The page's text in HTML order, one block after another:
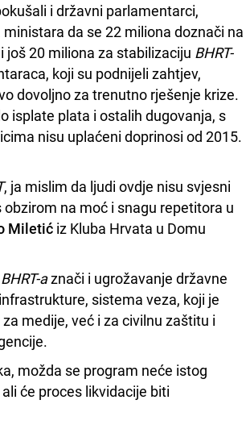
i državni parlamentarci,
da se 22 miliona doznači na
još 20 miliona za stabilizaciju BHRT-
koji su podnijeli zahtjev,
dovoljno za trenutno rješenje krize.
isplate plata i ostalih dugovanja, s
nisu uplaćeni doprinosi od 2015.
, ja mislim da ljudi ovdje nisu svjesni
obzirom na moć i snagu repetitora u
Miletić iz Kluba Hrvata u Domu
BHRT-aznači i ugrožavanje državne
sistema veza, koji je
medije, već i za civilnu zaštitu i
možda se program neće istog
će proces likvidacije biti